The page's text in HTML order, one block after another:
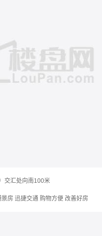
交汇处向南100米
景房 迅捷交通 购物方便 改善好房